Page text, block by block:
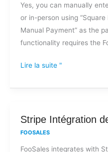
Yes, you can manually
or in-person using
Manual Payment” as the
functionality requires the
paiements
par
carte
de
Lire la suite "
Stripe Intégration
FOOSALES
FooSales integrates with
Stripe
Intégration